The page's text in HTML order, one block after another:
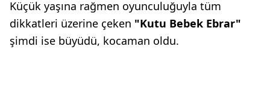
Küçük yaşına rağmen oyunculuğuyla tüm
dikkatleri üzerine çeken "Kutu Bebek Ebrar"
şimdi ise büyüdü, kocaman oldu.